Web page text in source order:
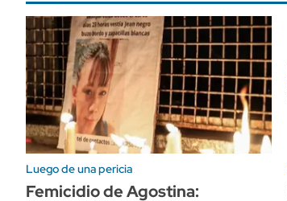
Luego de una pericia
Femicidio de Agostina: